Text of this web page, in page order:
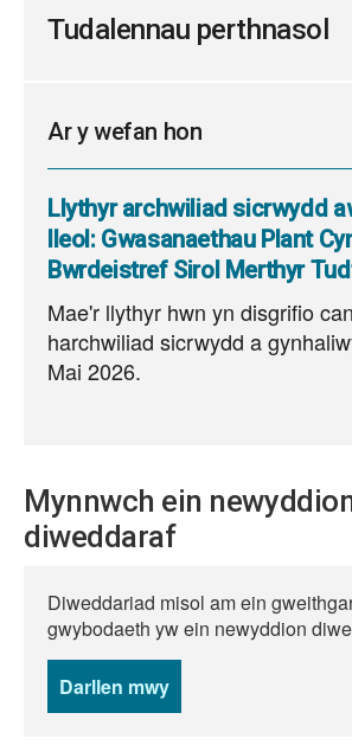
Tudalennau perthnasol
Ar y wefan hon
Llythyr archwiliad sicrwydd
lleol: Gwasanaethau Plant
Bwrdeistref Sirol Merthyr
Mae'r llythyr hwn yn disgrifio
harchwiliad sicrwydd a
Mai 2026.
Mynnwch ein
diweddaraf
Diweddariad misol am ein
gwybodaeth yw ein newyddion
Darllen mwy
newyddion